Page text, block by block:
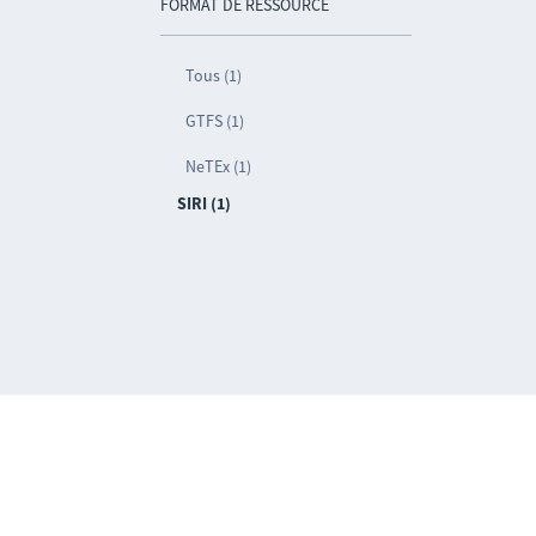
FORMAT DE RESSOURCE
Tous (1)
GTFS (1)
NeTEx (1)
SIRI (1)